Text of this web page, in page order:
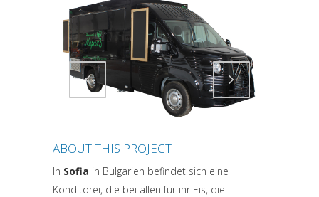
Attiva comando Attiva comando
ABOUT THIS PROJECT
In Sofia in Bulgarien befindet sich eine
Konditorei, die bei allen für ihr Eis, die